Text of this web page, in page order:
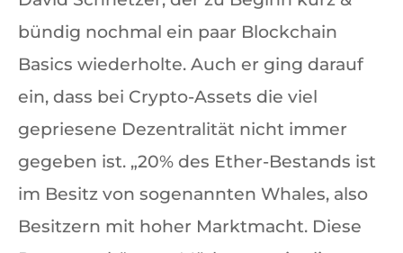
bündig nochmal ein paar Blockchain
Basics wiederholte. Auch er ging darauf
ein, dass bei Crypto-Assets die viel
gepriesene Dezentralität nicht immer
gegeben ist. „20% des Ether-Bestands ist
im Besitz von sogenannten Whales, also
Besitzern mit hoher Marktmacht. Diese